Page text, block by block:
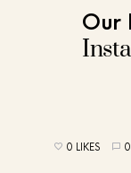
Our
0 LIKES